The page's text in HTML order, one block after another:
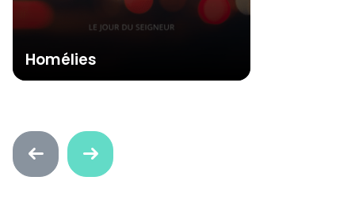
Homélies
Faire
défiler
Faire
défiler